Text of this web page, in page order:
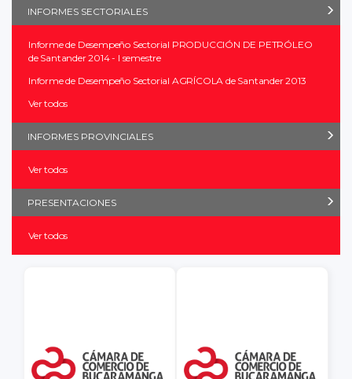
INFORMES SECTORIALES
Informe de Desempeño Sectorial PRODUCCIÓN DE PETRÓLEO
de Santander 2014 - I semestre
Informe de Desempeño Sectorial AGRÍCOLA de Santander 2013
Ver todos
INFORMES PROVINCIALES
Ver todos
PRESENTACIONES
Ver todos